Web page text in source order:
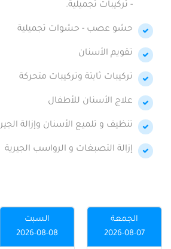
- تركيبات تجميلية.
حشو عصب - حشوات تجميلية
تقويم الأسنان
تركيبات ثابتة وتركيبات متحركة
علاج الأسنان للأطفال
تنظيف و تلميع الأسنان وإزالة الجير
إزالة التصبغات و الرواسب الجيرية
الجمعة
2026-08-07
السبت
2026-08-08